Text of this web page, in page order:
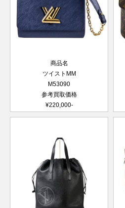
商品名
ツイストMM
M53090
参考買取価格
¥220,000-